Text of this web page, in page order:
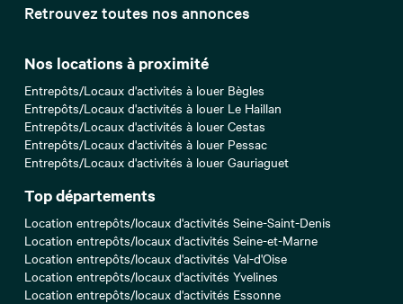
Retrouvez toutes nos annonces
Nos locations à proximité
Entrepôts/Locaux d'activités à louer Bègles
Entrepôts/Locaux d'activités à louer Le Haillan
Entrepôts/Locaux d'activités à louer Cestas
Entrepôts/Locaux d'activités à louer Pessac
Entrepôts/Locaux d'activités à louer Gauriaguet
Top départements
Location entrepôts/locaux d'activités Seine-Saint-Denis
Location entrepôts/locaux d'activités Seine-et-Marne
Location entrepôts/locaux d'activités Val-d'Oise
Location entrepôts/locaux d'activités Yvelines
Location entrepôts/locaux d'activités Essonne